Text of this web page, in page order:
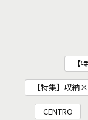
【
【特集】収納
CENTRO